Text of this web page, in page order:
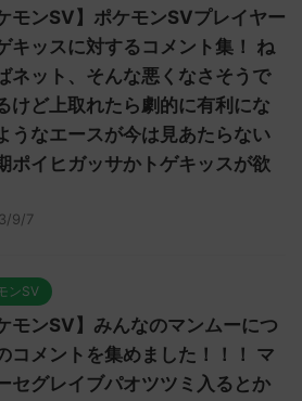
モンSV】ポケモンSVプレイヤー
キッスに対するコメント集！ ね
ネット、そんな悪くなさそうで
けど上取れたら劇的に有利にな
うなエースが今は見あたらない
ポイヒガッサかトゲキッスが欲
9/7
ンSV
モンSV】みんなのマンムーにつ
コメントを集めました！！！ マ
セグレイブパオツツミ入るとか